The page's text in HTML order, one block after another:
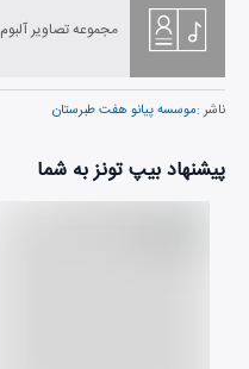
مجموعه تصاویر آلبوم
ناشر :موسسه پیانو هفت طبرستان
پیشنهاد بیپ تونز به شما